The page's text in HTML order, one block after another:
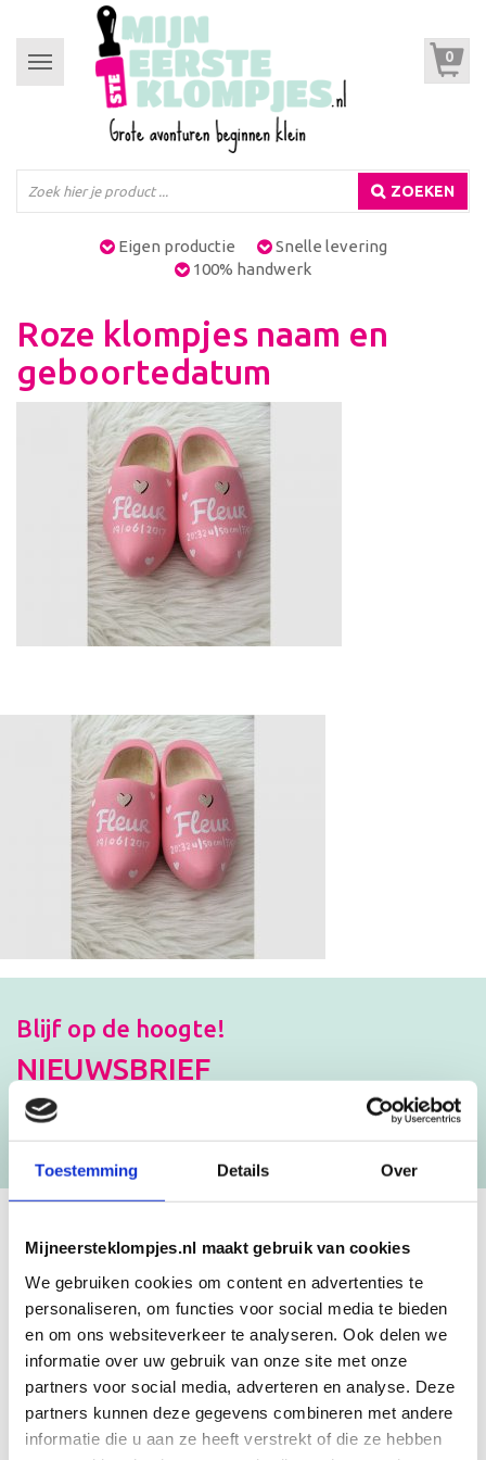
Toestemming Details Over
Mijneersteklompjes.nl maakt gebruik van cookies
We gebruiken cookies om content en advertenties te
personaliseren, om functies voor social media te bieden
en om ons websiteverkeer te analyseren. Ook delen we
informatie over uw gebruik van onze site met onze
partners voor social media, adverteren en analyse. Deze
partners kunnen deze gegevens combineren met andere
informatie die u aan ze heeft verstrekt of die ze hebben
Toggle
navigation
0
ZOEKEN
Eigen productie
Snelle levering
100% handwerk
Roze klompjes naam en
geboortedatum
Blijf op de hoogte!
NIEUWSBRIEF
[mc4wp_form id=”3182″]
GEBOORTEKLOMPJES EN
KRAAMCADEAU MET NAAM
Unieke geboorteklompjes
Mijneersteklompjes.nl heeft al meer dan 15 jaar ervaring met het
schilderen van klompjes. Velen wisten de weg naar ons bedrijf al te
vinden en ontdekten onze leuke geboorteklompjes. Onze